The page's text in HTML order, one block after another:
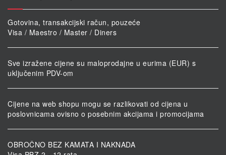
Gotovina, transakcijski račun, pouzeće
Visa / Maestro / Master / Diners
Sve izražene cijene su maloprodajne u eurima (EUR) s
uključenim PDV-om
Cijene na web shopu mogu se razlikovati od cijena u
poslovnicama ovisno o posebnim akcijama i promocijama
OBROČNO BEZ KAMATA I NAKNADA